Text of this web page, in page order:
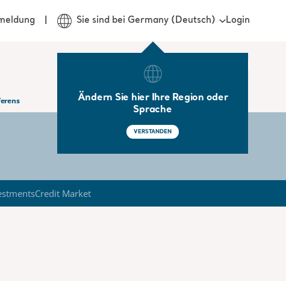
Sie sind bei Germany (Deutsch)
Ändern Sie hier Ihre Region oder
Sprache
VERSTANDEN
Login
Credit Market